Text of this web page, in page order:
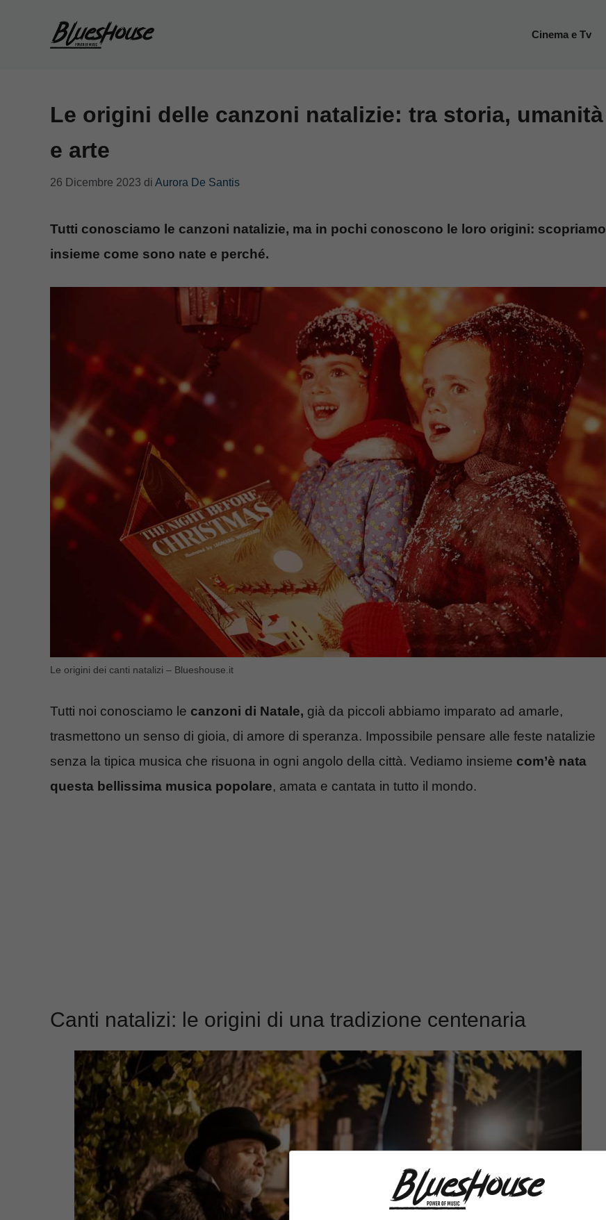
Cinema e Tv
Le origini delle canzoni natalizie: tra storia, umanità
e arte
26 Dicembre 2023 di Aurora De Santis
Tutti conosciamo le canzoni natalizie, ma in pochi conoscono le loro origini: scopriamo
insieme come sono nate e perché.
Le origini dei canti natalizi – Blueshouse.it
Tutti noi conosciamo le canzoni di Natale, già da piccoli abbiamo imparato ad amarle,
trasmettono un senso di gioia, di amore di speranza. Impossibile pensare alle feste natalizie
senza la tipica musica che risuona in ogni angolo della città. Vediamo insieme com’è nata
questa bellissima musica popolare, amata e cantata in tutto il mondo.
Canti natalizi: le origini di una tradizione centenaria